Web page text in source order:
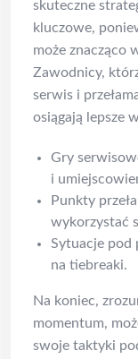
skuteczne
kluczowe,
może znacząco
Zawodnicy,
serwis i
osiągają lepsze
Gry
i
Punkty
wykorzystać
Sytuacje pod
na tiebreaki.
Na koniec,
momentum,
swoje taktyki